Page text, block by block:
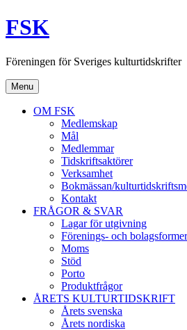
Skip
to
FSK
Föreningen för Sveriges kulturtidskrifter
Menu
OM FSK
Medlemskap
Mål
Medlemmar
Tidskriftsaktörer
Verksamhet
Bokmässan/
Kontakt
FRÅGOR & SVAR
Lagar för utgivning
Förenings- och bolagsformer
Moms
Stöd
Porto
Produktfrågor
ÅRETS KULTURTIDSKRIFT
Årets svenska
Årets nordiska